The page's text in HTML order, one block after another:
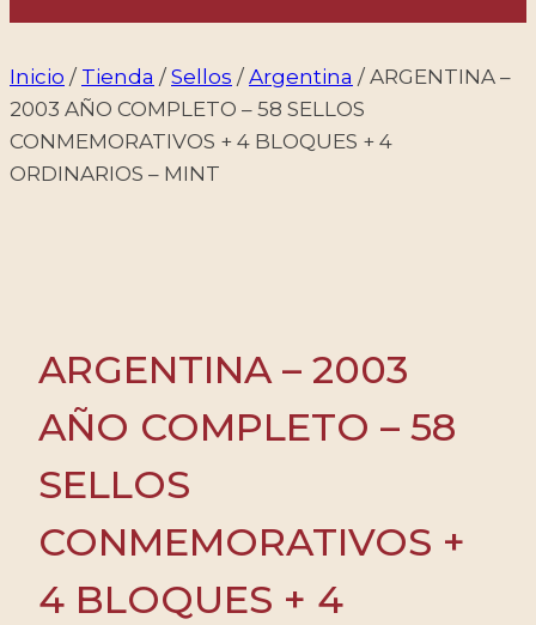
Inicio / Tienda / Sellos / Argentina / ARGENTINA –
2003 AÑO COMPLETO – 58 SELLOS
CONMEMORATIVOS + 4 BLOQUES + 4
ORDINARIOS – MINT
ARGENTINA – 2003
AÑO COMPLETO – 58
SELLOS
CONMEMORATIVOS +
4 BLOQUES + 4